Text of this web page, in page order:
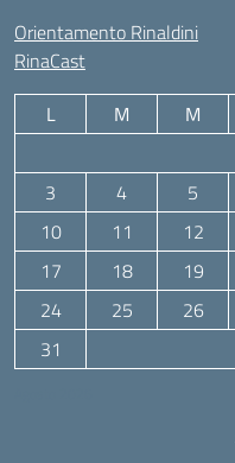
Orientamento Rinaldini
RinaCast
L M M
3
4 5
10
11 12
17
18 19
24
25 26
31